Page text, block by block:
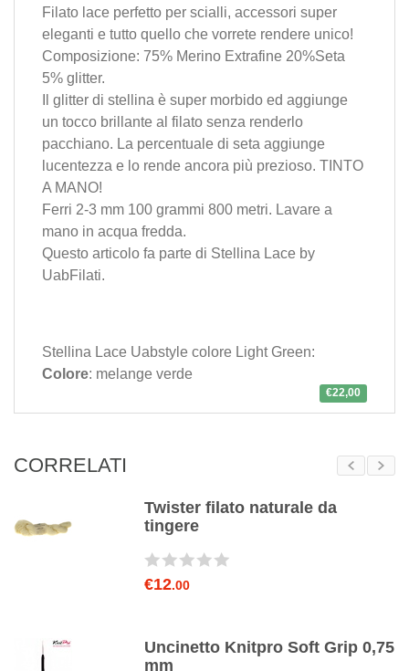
Filato lace perfetto per scialli, accessori super
eleganti e tutto quello che vorrete rendere unico!
Composizione: 75% Merino Extrafine 20%Seta
5% glitter.
Il glitter di stellina è super morbido ed aggiunge
un tocco brillante al filato senza renderlo
pacchiano. La percentuale di seta aggiunge
lucentezza e lo rende ancora più prezioso. TINTO
A MANO!
Ferri 2-3 mm 100 grammi 800 metri. Lavare a
mano in acqua fredda.
Questo articolo fa parte di Stellina Lace by
UabFilati.
Stellina Lace Uabstyle colore Light Green:
Colore: melange verde
€22,00
CORRELATI
Twister filato naturale da
tingere
€12.00
Uncinetto Knitpro Soft Grip 0,75
mm